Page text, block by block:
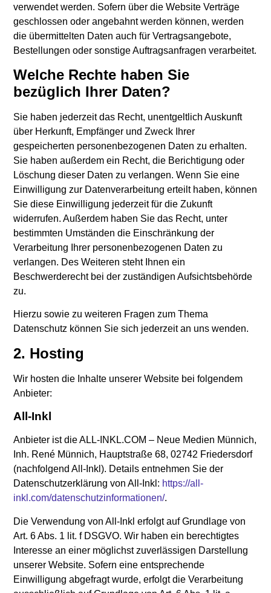
verwendet werden. Sofern über die Website Verträge
geschlossen oder angebahnt werden können, werden
die übermittelten Daten auch für Vertragsangebote,
Bestellungen oder sonstige Auftragsanfragen verarbeitet.
Welche Rechte haben Sie
bezüglich Ihrer Daten?
Sie haben jederzeit das Recht, unentgeltlich Auskunft
über Herkunft, Empfänger und Zweck Ihrer
gespeicherten personenbezogenen Daten zu erhalten.
Sie haben außerdem ein Recht, die Berichtigung oder
Löschung dieser Daten zu verlangen. Wenn Sie eine
Einwilligung zur Datenverarbeitung erteilt haben, können
Sie diese Einwilligung jederzeit für die Zukunft
widerrufen. Außerdem haben Sie das Recht, unter
bestimmten Umständen die Einschränkung der
Verarbeitung Ihrer personenbezogenen Daten zu
verlangen. Des Weiteren steht Ihnen ein
Beschwerderecht bei der zuständigen Aufsichtsbehörde
zu.
Hierzu sowie zu weiteren Fragen zum Thema
Datenschutz können Sie sich jederzeit an uns wenden.
2. Hosting
Wir hosten die Inhalte unserer Website bei folgendem
Anbieter:
All-Inkl
Anbieter ist die ALL-INKL.COM – Neue Medien Münnich,
Inh. René Münnich, Hauptstraße 68, 02742 Friedersdorf
(nachfolgend All-Inkl). Details entnehmen Sie der
Datenschutzerklärung von All-Inkl: https://all-
inkl.com/datenschutzinformationen/.
Die Verwendung von All-Inkl erfolgt auf Grundlage von
Art. 6 Abs. 1 lit. f DSGVO. Wir haben ein berechtigtes
Interesse an einer möglichst zuverlässigen Darstellung
unserer Website. Sofern eine entsprechende
Einwilligung abgefragt wurde, erfolgt die Verarbeitung